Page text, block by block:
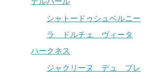
シャトードゥシュベルニー
ラ ドルチェ ヴィータ
ハークネス
ジャクリーヌ デュ プレ